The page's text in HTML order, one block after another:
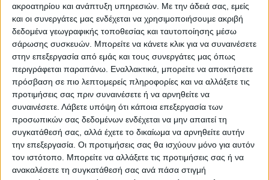
ακροατηρίου και ανάπτυξη υπηρεσιών. Με την άδειά σας, εμείς
και οι συνεργάτες μας ενδέχεται να χρησιμοποιήσουμε ακριβή
δεδομένα γεωγραφικής τοποθεσίας και ταυτοποίησης μέσω
σάρωσης συσκευών. Μπορείτε να κάνετε κλικ για να συναινέσετε
στην επεξεργασία από εμάς και τους συνεργάτες μας όπως
περιγράφεται παραπάνω. Εναλλακτικά, μπορείτε να αποκτήσετε
πρόσβαση σε πιο λεπτομερείς πληροφορίες και να αλλάξετε τις
προτιμήσεις σας πριν συναινέσετε ή να αρνηθείτε να
συναινέσετε. Λάβετε υπόψη ότι κάποια επεξεργασία των
προσωπικών σας δεδομένων ενδέχεται να μην απαιτεί τη
συγκατάθεσή σας, αλλά έχετε το δικαίωμα να αρνηθείτε αυτήν
την επεξεργασία. Οι προτιμήσεις σας θα ισχύουν μόνο για αυτόν
τον ιστότοπο. Μπορείτε να αλλάξετε τις προτιμήσεις σας ή να
ανακαλέσετε τη συγκατάθεσή σας ανά πάσα στιγμή
κατάσταση και σε πλήρη ετοιμότητα για το
ξεκίνημα. Ο αγώνας με τον Μακεδονικό έχει
όλα τα χαρακτηριστικά της πρεμιέρας ενός
πρωταθλήματος που πάντα κρύβει παγίδες.
Η Αναγέννηση θα μπει φουριόζα στο
γήπεδο και θα κάνει ο,τι χρειάζεται για να
φθάσει στη νίκη. Οπως γράψαμε στο
χθεσινό φύλλο, έχει μεγάλη σημασία οι
“κιτρινόμαυροι” να ξεκινήσουν νικηφόρα
για τη συνέχεια της προσπάθειάς τους.